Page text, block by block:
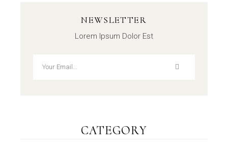
NEWSLETTER
Lorem Ipsum Dolor Est
CATEGORY